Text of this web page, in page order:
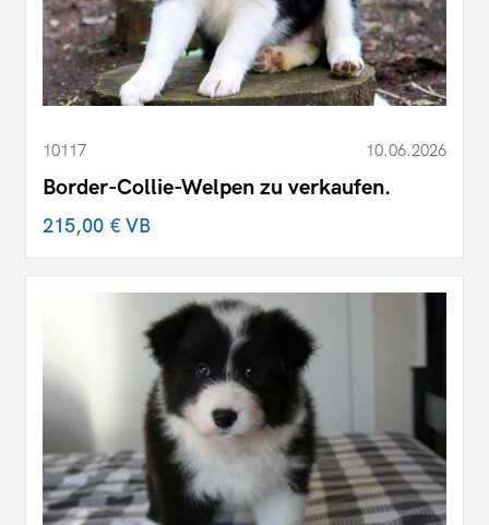
10117 10.06.2026
Border-Collie-Welpen zu verkaufen.
215,00 €VB